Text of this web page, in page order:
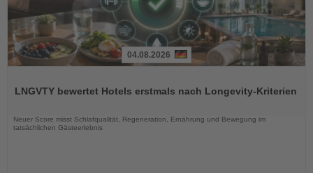
die
04.08.2026
LNGVTY bewertet Hotels erstmals nach Longevity-Kriterien
Neuer Score misst Schlafqualität, Regeneration, Ernährung und Bewegung im
tatsächlichen Gästeerlebnis